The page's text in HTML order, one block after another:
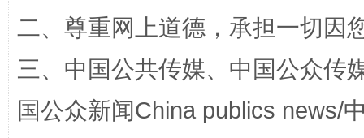
二、尊重网上道德，承担一切因
三、中国公共传媒、中国公众传
国公众新闻China publics news/